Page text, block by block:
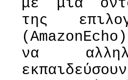
με μία
της
να